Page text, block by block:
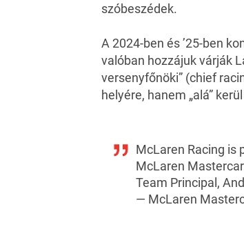
szóbeszédek.
A 2024-ben és ’25-ben
valóban hozzájuk várják
versenyfőnöki” (chief
helyére, hanem „alá”
McLaren Racing is
McLaren
Team Principal,
— McLaren